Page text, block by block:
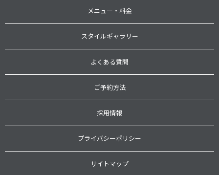
メニュー・料金
スタイルギャラリー
よくある質問
ご予約方法
採用情報
プライバシーポリシー
サイトマップ